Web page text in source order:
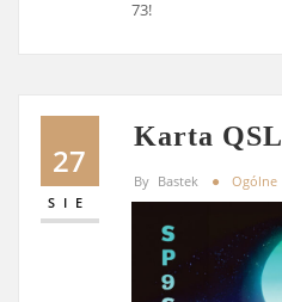
73!
27
SIE
Karta QSL
By Bastek Ogólne